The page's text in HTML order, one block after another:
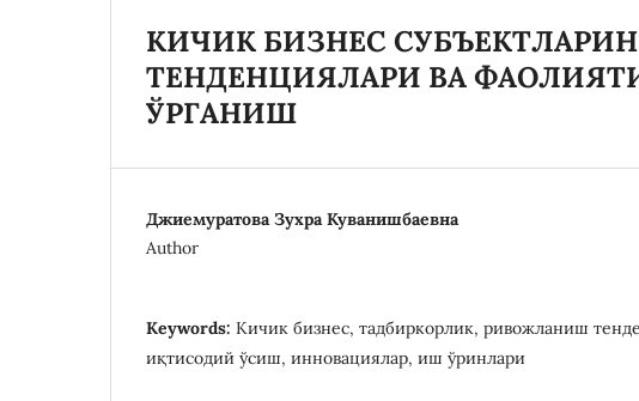
КИЧИК БИЗНЕС
ТЕНДЕНЦИЯЛАРИ ВА
ЎРГАНИШ
Джиемуратова Зухра Куванишбаевна
Author
Keywords: Кичик бизнес, тадбиркорлик, ривожланиш
иқтисодий ўсиш, инновациялар, иш ўринлари